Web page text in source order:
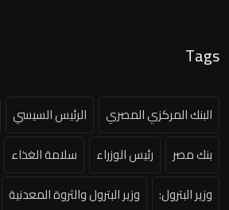
Tags
البنك المركزي المصري الرئيس السيسي
بنك مصر
رئيس الوزراء سلامة الغذاء
وزير البترول:
وزير البترول والثروة المعدنية